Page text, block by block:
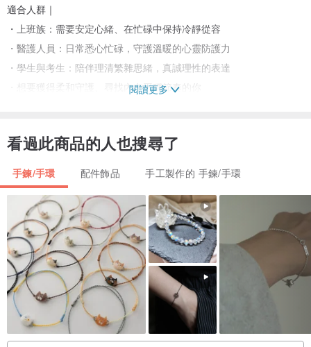
適合人群｜
・上班族：需要安定心緒、在忙碌中保持冷靜從容
・醫護人員：日常悉心忙碌，守護溫暖的心靈防護力
・學生與考生：陪伴理清繁雜思緒，真誠理性的表達
・想要獲得柔和守護、尋找內在平穩節奏的你
▫️日本蠶絲線｜14k銅包金(銅鍍真金)配飾
▫️水晶大小約 3-7mm
🔸NT$ 800
（注意：深淺色澤為隨機出貨，不一定與圖片配置完全相同）
《晶礦能量寓意》
✼ 黑金骨幹
‧ 增強內在自我意志與心理穩定感。
‧ 陪伴理清思緒、穩住心靈能量場。
閱讀更多
看過此商品的人也搜尋了
手鍊/手環 配件飾品 手工製作的 手鍊/手環